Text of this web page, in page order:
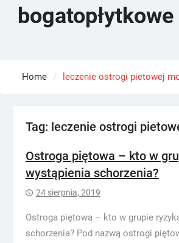
Home leczenie ostrogi pietowej
Tag: leczenie ostrogi
Ostroga piętowa – kto w
wystąpienia schorzenia?
24 sierpnia, 2019
Ostroga piętowa – kto w grupie
schorzenia? Pod nazwą ostrogi